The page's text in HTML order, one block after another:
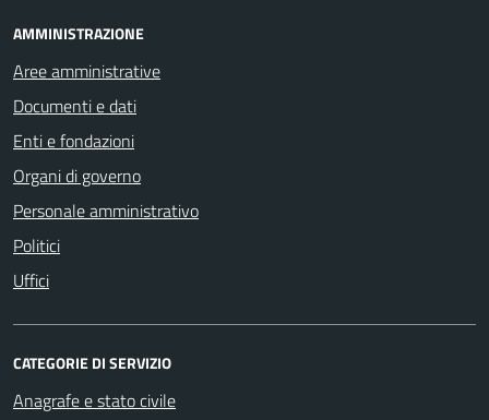
AMMINISTRAZIONE
Aree amministrative
Documenti e dati
Enti e fondazioni
Organi di governo
Personale amministrativo
Politici
Uffici
CATEGORIE DI SERVIZIO
Anagrafe e stato civile